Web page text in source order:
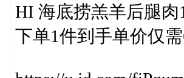
HI 海底捞羔羊后腿
下单1件到手单价仅